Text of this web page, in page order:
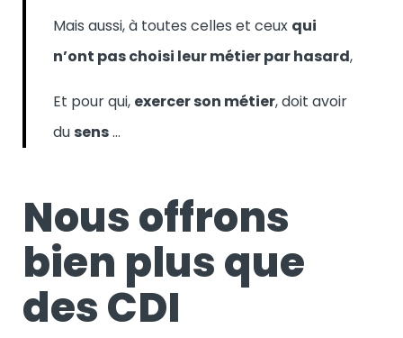
Mais aussi, à toutes celles et ceux qui
n’ont pas choisi leur métier par hasard,
Et pour qui, exercer son métier, doit avoir
du sens…
Nous offrons
bien plus que
des CDI